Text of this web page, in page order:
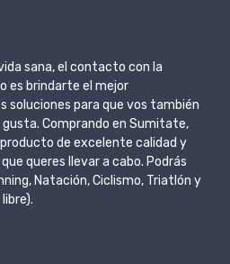
sana, el contacto con la
es brindarte el mejor
soluciones para que vos también
Comprando en Sumitate,
de excelente calidad y
queres llevar a cabo. Podrás
Natación, Ciclismo, Triatlón y